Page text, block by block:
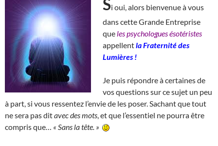
Si oui, alors bienvenue à vous
dans cette Grande Entreprise
que les psychologues ésotéristes
appellentla Fraternité des
Lumières !
Je puis répondre à certaines de
vos questions sur ce sujet un peu
à part, si vous ressentez l’envie de les poser. Sachant que tout
ne sera pas ditavec des mots , et que l’essentiel ne pourra être
compris que… « Sans la tête. »